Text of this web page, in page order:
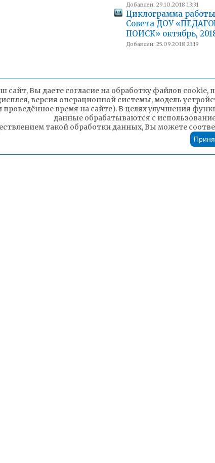
Добавлен: 29.10.2018 13:31
Циклограмма
Совета ДОУ
ПОИСК» октябрь,
Добавлен: 25.09.2018 23:19
сайт, Вы даете согласие на обработку файлов
версия операционной системы, модель
время на сайте). В целях улучшения
данные обрабатываются с
такой обработки данных, Вы можете